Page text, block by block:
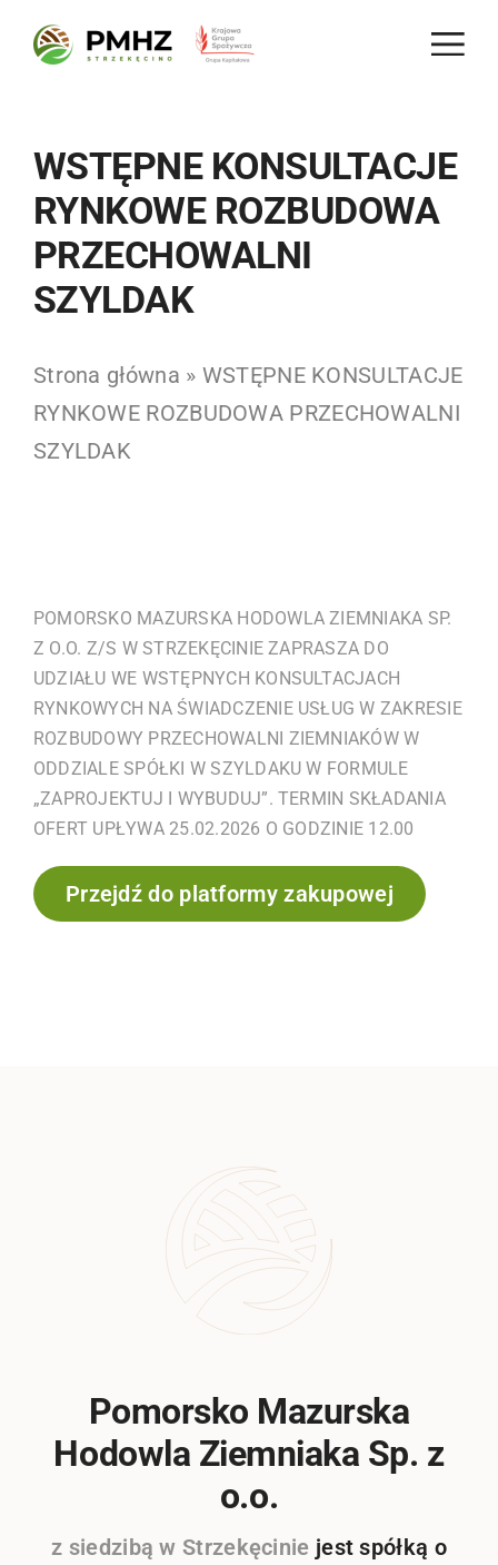
WSTĘPNE KONSULTACJE
RYNKOWE ROZBUDOWA
PRZECHOWALNI
SZYLDAK
Strona główna » WSTĘPNE KONSULTACJE
RYNKOWE ROZBUDOWA PRZECHOWALNI
SZYLDAK
POMORSKO MAZURSKA HODOWLA ZIEMNIAKA SP.
Z O.O. Z/S W STRZEKĘCINIE ZAPRASZA DO
UDZIAŁU WE WSTĘPNYCH KONSULTACJACH
RYNKOWYCH NA ŚWIADCZENIE USŁUG W ZAKRESIE
ROZBUDOWY PRZECHOWALNI ZIEMNIAKÓW W
ODDZIALE SPÓŁKI W SZYLDAKU W FORMULE
„ZAPROJEKTUJ I WYBUDUJ”. TERMIN SKŁADANIA
OFERT UPŁYWA 25.02.2026 O GODZINIE 12.00
Przejdź do platformy zakupowej
Pomorsko Mazurska
Hodowla Ziemniaka Sp. z
o.o.
z siedzibą w Strzekęcinie jest spółką o